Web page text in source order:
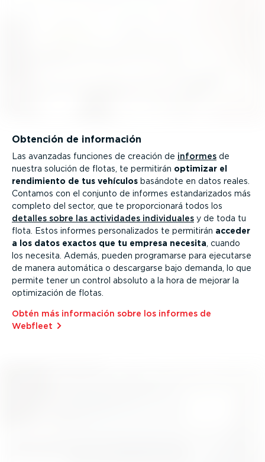
Obtención de información
Las avanzadas funciones de creación de informes de
nuestra solución de flotas, te permitirán optimizar el
rendimiento de tus vehículos basándote en datos reales.
Contamos con el conjunto de informes estan­da­ri­zados más
completo del sector, que te propor­cionará todos los
detalles sobre las actividades indivi­duales y de toda tu
flota. Estos informes perso­na­li­zados te permitirán acceder
a los datos exactos que tu empresa necesita, cuando
los necesita. Además, pueden programarse para ejecutarse
de manera automática o descargarse bajo demanda, lo que
permite tener un control absoluto a la hora de mejorar la
optimi­zación de flotas.
Obtén más información sobre los informes de
Webfleet⁠